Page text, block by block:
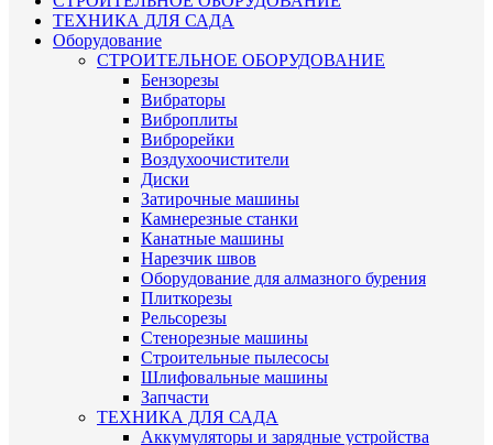
ТЕХНИКА ДЛЯ САДА
Оборудование
СТРОИТЕЛЬНОЕ ОБОРУДОВАНИЕ
Бензорезы
Вибраторы
Виброплиты
Виброрейки
Воздухоочистители
Диски
Затирочные машины
Камнерезные станки
Канатные машины
Нарезчик швов
Оборудование для алмазного бурения
Плиткорезы
Рельсорезы
Стенорезные машины
Строительные пылесосы
Шлифовальные машины
Запчасти
ТЕХНИКА ДЛЯ САДА
Аккумуляторы и зарядные устройства